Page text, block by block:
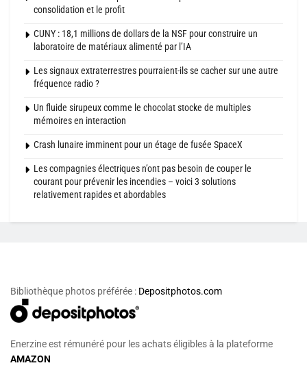
consolidation et le profit
CUNY : 18,1 millions de dollars de la NSF pour construire un
laboratoire de matériaux alimenté par l’IA
Les signaux extraterrestres pourraient-ils se cacher sur une autre
fréquence radio ?
Un fluide sirupeux comme le chocolat stocke de multiples
mémoires en interaction
Crash lunaire imminent pour un étage de fusée SpaceX
Les compagnies électriques n’ont pas besoin de couper le
courant pour prévenir les incendies – voici 3 solutions
relativement rapides et abordables
Bibliothèque photos préférée : Depositphotos.com
Enerzine est rémunéré pour les achats éligibles à la plateforme
AMAZON